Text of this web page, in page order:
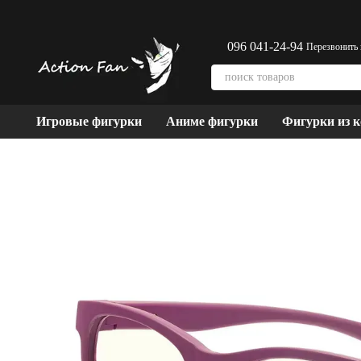
096 041-24-94 Перезвонить
Игровые фигурки Аниме фигурки Фигурки из